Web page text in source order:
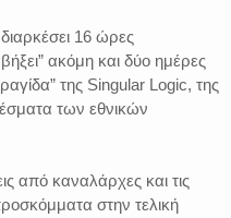
16 ώρες
ακόμη και δύο ημέρες
της Singular Logic, της
των εθνικών
από καναλάρχες και τις
στην τελική